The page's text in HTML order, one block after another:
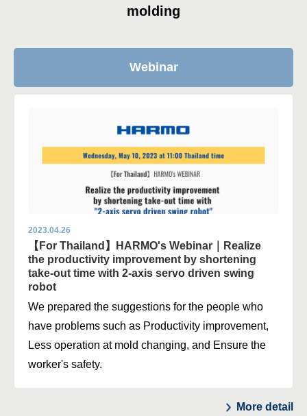
molding
Webinar
2023.04.26
【For Thailand】HARMO's Webinar｜Realize
the productivity improvement by shortening
take-out time with 2-axis servo driven swing
robot
We prepared the suggestions for the people who
have problems such as Productivity improvement,
Less operation at mold changing, and Ensure the
worker's safety.
More detail